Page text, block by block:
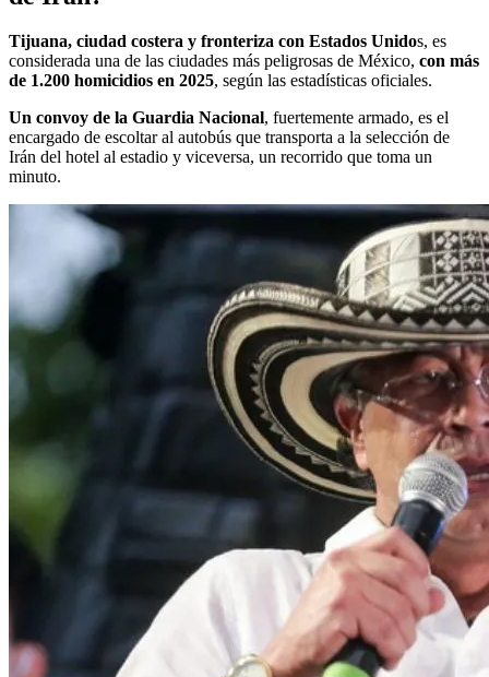
Tijuana, ciudad costera y fronteriza con Estados Unidos, es
considerada una de las ciudades más peligrosas de México, con más
de 1.200 homicidios en 2025, según las estadísticas oficiales.
Un convoy de la Guardia Nacional, fuertemente armado, es el
encargado de escoltar al autobús que transporta a la selección de
Irán del hotel al estadio y viceversa, un recorrido que toma un
minuto.